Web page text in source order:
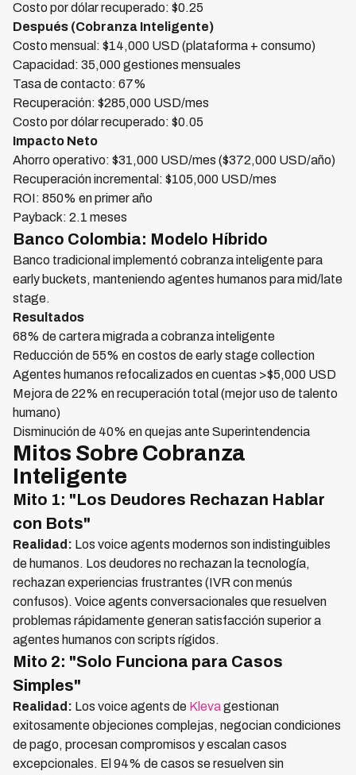
Costo por dólar recuperado: $0.25
Después (Cobranza Inteligente)
Costo mensual: $14,000 USD (plataforma + consumo)
Capacidad: 35,000 gestiones mensuales
Tasa de contacto: 67%
Recuperación: $285,000 USD/mes
Costo por dólar recuperado: $0.05
Impacto Neto
Ahorro operativo: $31,000 USD/mes ($372,000 USD/año)
Recuperación incremental: $105,000 USD/mes
ROI: 850% en primer año
Payback: 2.1 meses
Banco Colombia: Modelo Híbrido
Banco tradicional implementó cobranza inteligente para
early buckets, manteniendo agentes humanos para mid/late
stage.
Resultados
68% de cartera migrada a cobranza inteligente
Reducción de 55% en costos de early stage collection
Agentes humanos refocalizados en cuentas >$5,000 USD
Mejora de 22% en recuperación total (mejor uso de talento
humano)
Disminución de 40% en quejas ante Superintendencia
Mitos Sobre Cobranza
Inteligente
Mito 1: "Los Deudores Rechazan Hablar
con Bots"
Realidad: Los voice agents modernos son indistinguibles
de humanos. Los deudores no rechazan la tecnología,
rechazan experiencias frustrantes (IVR con menús
confusos). Voice agents conversacionales que resuelven
problemas rápidamente generan satisfacción superior a
agentes humanos con scripts rígidos.
Mito 2: "Solo Funciona para Casos
Simples"
Realidad: Los voice agents de Klevagestionan
exitosamente objeciones complejas, negocian condiciones
de pago, procesan compromisos y escalan casos
excepcionales. El 94% de casos se resuelven sin